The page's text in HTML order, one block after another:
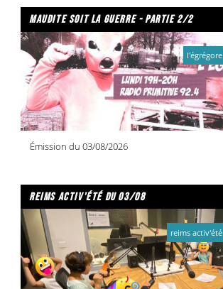
maudite soit la guerre - partie 2/2
Émission du 03/08/2026
l'égrégore
reims activ'été du 03/08
reims activ'été